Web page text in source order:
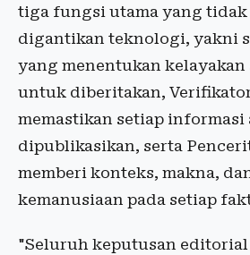
tiga fungsi utama yang tidak
digantikan teknologi, yakni
yang menentukan kelayakan
untuk diberitakan,
memastikan setiap informasi
dipublikasikan, serta
memberi konteks, makna,
kemanusiaan pada setiap
"Seluruh keputusan editorial